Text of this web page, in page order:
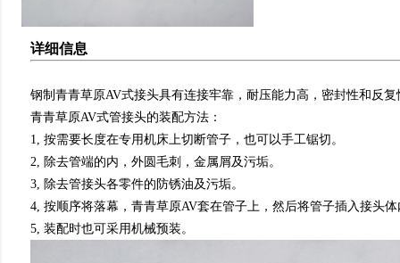
详细信息
钢制青青草原AV式接头具有连接牢靠，耐压能力高，密封性和反
青青草原AV式管接头的装配方法：
1, 按需要长度在专用机床上切断管子，也可以手工锯切。
2, 除去管端的内，外圆毛刺，金属屑及污垢。
3, 除去管接头各零件的防锈油及污垢。
4, 按顺序将落幕，青青草原AV套在管子上，然后将管子插入接头
5, 装配时也可采用机械预装。